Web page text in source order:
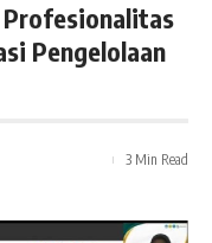
Profesionalitas
Pengelolaan
3 Min Read